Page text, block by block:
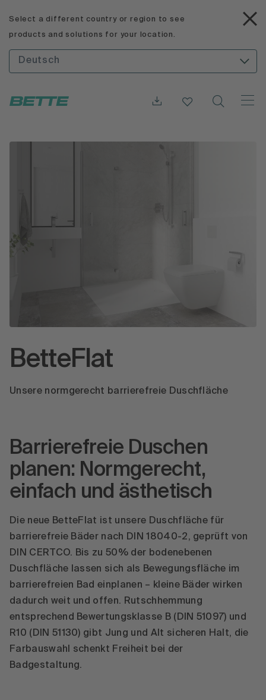
Select a different country or region to see
products and solutions for your location.
Deutsch
BetteFlat
Unsere normgerecht barrierefreie Duschfläche
Barrierefreie Duschen
planen: Normgerecht,
einfach und ästhetisch
Die neue BetteFlat ist unsere Duschfläche für
barrierefreie Bäder nach DIN 18040-2, geprüft von
DIN CERTCO. Bis zu 50% der bodenebenen
Duschfläche lassen sich als Bewegungsfläche im
barrierefreien Bad einplanen – kleine Bäder wirken
dadurch weit und offen. Rutschhemmung
entsprechend Bewertungsklasse B (DIN 51097) und
R10 (DIN 51130) gibt Jung und Alt sicheren Halt, die
Farbauswahl schenkt Freiheit bei der
Badgestaltung.